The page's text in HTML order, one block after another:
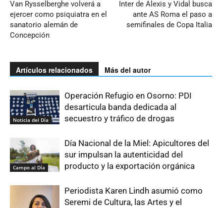
Van Rysselberghe volverá a
ejercer como psiquiatra en el
sanatorio alemán de
Concepción
Inter de Alexis y Vidal busca
ante AS Roma el paso a
semifinales de Copa Italia
Artículos relacionados Más del autor
Noticia del Día
Operación Refugio en Osorno: PDI
desarticula banda dedicada al
secuestro y tráfico de drogas
Campo al Día
Día Nacional de la Miel: Apicultores del
sur impulsan la autenticidad del
producto y la exportación orgánica
Periodista Karen Lindh asumió como
Seremi de Cultura, las Artes y el